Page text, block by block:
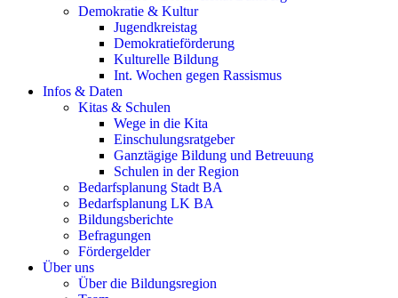
Demokratie & Kultur
Jugendkreistag
Demokratieförderung
Kulturelle Bildung
Int. Wochen gegen Rassismus
Infos & Daten
Kitas & Schulen
Wege in die Kita
Einschulungsratgeber
Ganztägige Bildung und Betreuung
Schulen in der Region
Bedarfsplanung Stadt BA
Bedarfsplanung LK BA
Bildungsberichte
Befragungen
Förder­gelder
Über uns
Über die Bildungsregion